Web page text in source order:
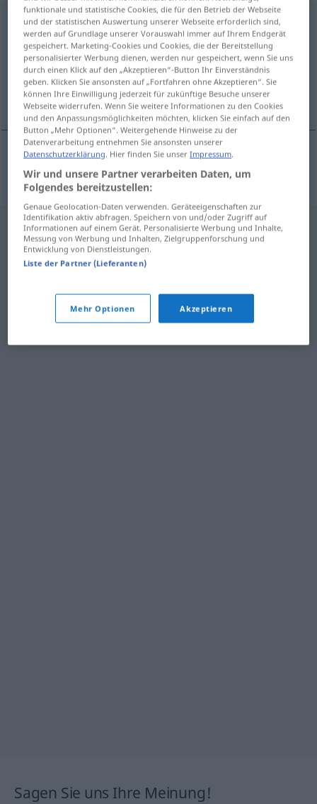
überallhinadv
Übersicht aller Übersetzungen
(Für mehr Details die Übersetzung anklicken/antippen)
åt alla håll
alla håll überallhin
Sagen Sie uns Ihre Meinung!
funktionale und statistische Cookies, die für den Betrieb der Webseite
und der statistischen Auswertung unserer Webseite erforderlich sind,
werden auf Grundlage unserer Vorauswahl immer auf Ihrem Endgerät
gespeichert. Marketing-Cookies und Cookies, die der Bereitstellung
personalisierter Werbung dienen, werden nur gespeichert, wenn Sie uns
durch einen Klick auf den „Akzeptieren“-Button Ihr Einverständnis
geben. Klicken Sie ansonsten auf „Fortfahren ohne Akzeptieren“. Sie
können Ihre Einwilligung jederzeit für zukünftige Besuche unserer
Webseite widerrufen. Wenn Sie weitere Informationen zu den Cookies
und den Anpassungsmöglichkeiten möchten, klicken Sie einfach auf den
Button „Mehr Optionen“. Weitergehende Hinweise zu der
Datenverarbeitung entnehmen Sie ansonsten unserer
Datenschutzerklärung. Hier finden Sie unserImpressum.
Wir und unsere Partner verarbeiten Daten, um
Folgendes bereitzustellen:
Genaue Geolocation-Daten verwenden. Geräteeigenschaften zur
Identifikation aktiv abfragen. Speichern von und/oder Zugriff auf
Informationen auf einem Gerät. Personalisierte Werbung und Inhalte,
Messung von Werbung und Inhalten, Zielgruppenforschung und
Entwicklung von Dienstleistungen.
Liste der Partner (Lieferanten)
Mehr Optionen Akzeptieren